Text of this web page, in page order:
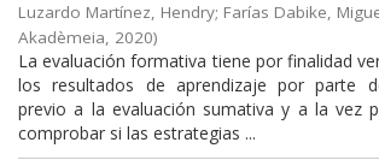
Luzardo Martínez, Hendry; Farías Dabike,
Akadèmeia, 2020)
La evaluación formativa tiene por finalidad
los resultados de aprendizaje por parte
previo a la evaluación sumativa y a la vez
comprobar si las estrategias ...